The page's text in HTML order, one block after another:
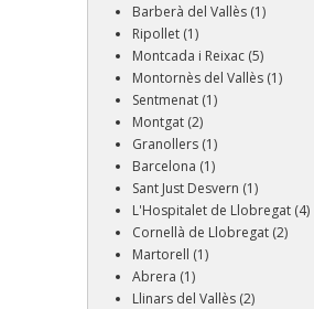
Barberà del Vallès (1)
Ripollet (1)
Montcada i Reixac (5)
Montornès del Vallès (1)
Sentmenat (1)
Montgat (2)
Granollers (1)
Barcelona (1)
Sant Just Desvern (1)
L'Hospitalet de Llobregat (4)
Cornellà de Llobregat (2)
Martorell (1)
Abrera (1)
Llinars del Vallès (2)